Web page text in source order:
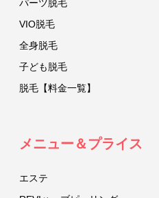
パーツ脱毛
VIO脱毛
全身脱毛
子ども脱毛
脱毛【料金一覧】
メニュー＆プライス
エステ